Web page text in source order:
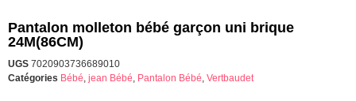
Pantalon molleton bébé garçon uni brique
24M(86CM)
UGS 7020903736689010
Catégories Bébé, jean Bébé, Pantalon Bébé, Vertbaudet